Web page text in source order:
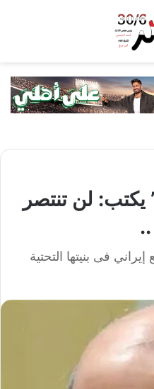
يكتب: لن تنتصر
..
15 ألف موقع إيراني فى بنيتها التحتية